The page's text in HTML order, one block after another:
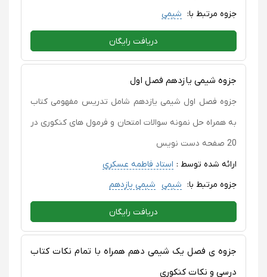
جزوه مرتبط با: شیمی
دریافت رایگان
جزوه شیمی یازدهم فصل اول
جزوه فصل اول شیمی یازدهم شامل تدریس مفهومی کتاب
به همراه حل نمونه سوالات امتحان و فرمول های کنکوری در
20 صفحه دست نویس
ارائه شده توسط : استاد فاطمه عسکری
جزوه مرتبط با: شیمی شیمی یازدهم
دریافت رایگان
جزوه ی فصل یک شیمی دهم همراه با تمام نکات کتاب
درسی و نکات کنکوری